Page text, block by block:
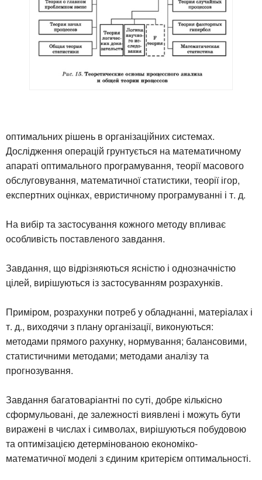
оптимальних рішень в організаційних системах.
Дослідження операцій грунтується на математичному
апараті оптимального програмування, теорії масового
обслуговування, математичної статистики, теорії ігор,
експертних оцінках, евристичному програмуванні і т. д.
На вибір та застосування кожного методу впливає
особливість поставленого завдання.
Завдання, що відрізняються ясністю і однозначністю
цілей, вирішуються із застосуванням розрахунків.
Приміром, розрахунки потреб у обладнанні, матеріалах і
т. д., виходячи з плану організації, виконуються:
методами прямого рахунку, нормування; балансовими,
статистичними методами; методами аналізу та
прогнозування.
Завдання багатоваріантні по суті, добре кількісно
сформульовані, де залежності виявлені і можуть бути
виражені в числах і символах, вирішуються побудовою
та оптимізацією детермінованою економіко-
математичної моделі з єдиним критерієм оптимальності.